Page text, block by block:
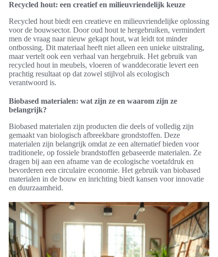
Recycled hout: een creatief en milieuvriendelijk keuze
Recycled hout biedt een creatieve en milieuvriendelijke oplossing
voor de bouwsector. Door oud hout te hergebruiken, vermindert
men de vraag naar nieuw gekapt hout, wat leidt tot minder
ontbossing. Dit materiaal heeft niet alleen een unieke uitstraling,
maar vertelt ook een verhaal van hergebruik. Het gebruik van
recycled hout in meubels, vloeren of wanddecoratie levert een
prachtig resultaat op dat zowel stijlvol als ecologisch
verantwoord is.
Biobased materialen: wat zijn ze en waarom zijn ze
belangrijk?
Biobased materialen zijn producten die deels of volledig zijn
gemaakt van biologisch afbreekbare grondstoffen. Deze
materialen zijn belangrijk omdat ze een alternatief bieden voor
traditionele, op fossiele brandstoffen gebaseerde materialen. Ze
dragen bij aan een afname van de ecologische voetafdruk en
bevorderen een circulaire economie. Het gebruik van biobased
materialen in de bouw en inrichting biedt kansen voor innovatie
en duurzaamheid.